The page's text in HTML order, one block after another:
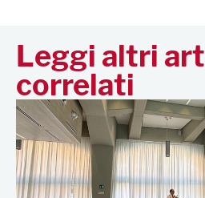
Leggi altri
correlati